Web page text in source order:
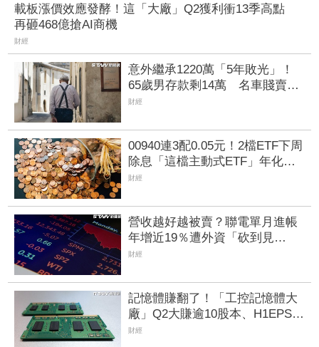
載板漲價效應發酵！這「大廠」Q2獲利衝13季高點
再砸468億搶AI商機
財經
意外繼承1220萬「5年敗光」！
65歲男存款剩14萬 名車賤賣也
救不了
財經
00940連3配0.05元！2檔ETF下周
除息「這檔主動式ETF」年化配
息率逼11%超香 最後上車日曝
財經
營收越好越被賣？聯電單月進帳
年增近19％遭外資「砍到見
骨」 台塑4寶「這檔」營收刷
財經
記憶體賺翻了！「工控記憶體大
廠」Q2大賺逾10股本、H1EPS達
166.45元 7月營收續旺再迎年月
財經